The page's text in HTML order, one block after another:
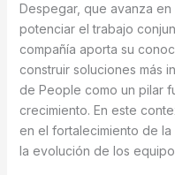
Despegar, que avanza
potenciar el trabajo
compañía aporta su
construir soluciones más
de People como un pilar
crecimiento. En este
en el fortalecimiento de
la evolución de los